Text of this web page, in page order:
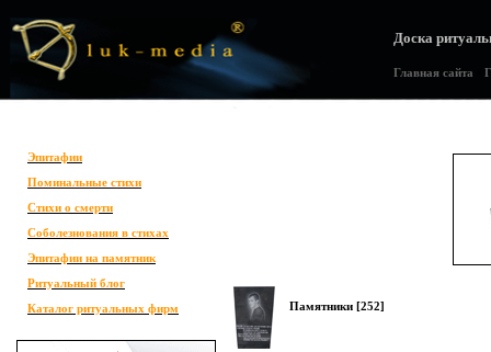
Доска
Главная сайта
Эпитафии
Поминальные стихи
Стихи о смерти
Соболезнования в стихах
Эпитафии на памятник
Ритуальный блог
Каталог ритуальных фирм
Памятники [252]